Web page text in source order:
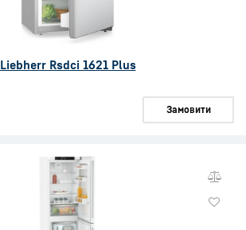
Liebherr Rsdci 1621 Plus
Замовити